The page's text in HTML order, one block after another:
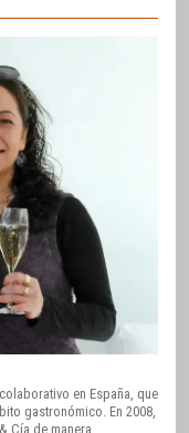
en España, que
gastronómico. En 2008,
Cía de manera